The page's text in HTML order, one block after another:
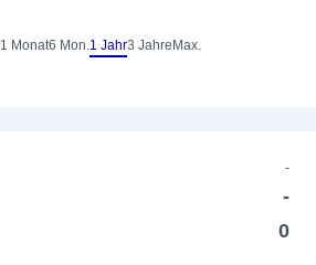
1 Monat6 Mon.1 Jahr3 Jahre Max.
-
-
0